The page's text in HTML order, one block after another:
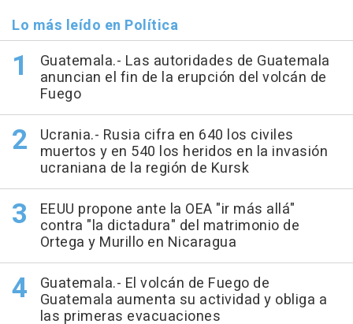
Lo más leído en Política
Guatemala.- Las autoridades de Guatemala
anuncian el fin de la erupción del volcán de
Fuego
Ucrania.- Rusia cifra en 640 los civiles
muertos y en 540 los heridos en la invasión
ucraniana de la región de Kursk
EEUU propone ante la OEA "ir más allá"
contra "la dictadura" del matrimonio de
Ortega y Murillo en Nicaragua
Guatemala.- El volcán de Fuego de
Guatemala aumenta su actividad y obliga a
las primeras evacuaciones